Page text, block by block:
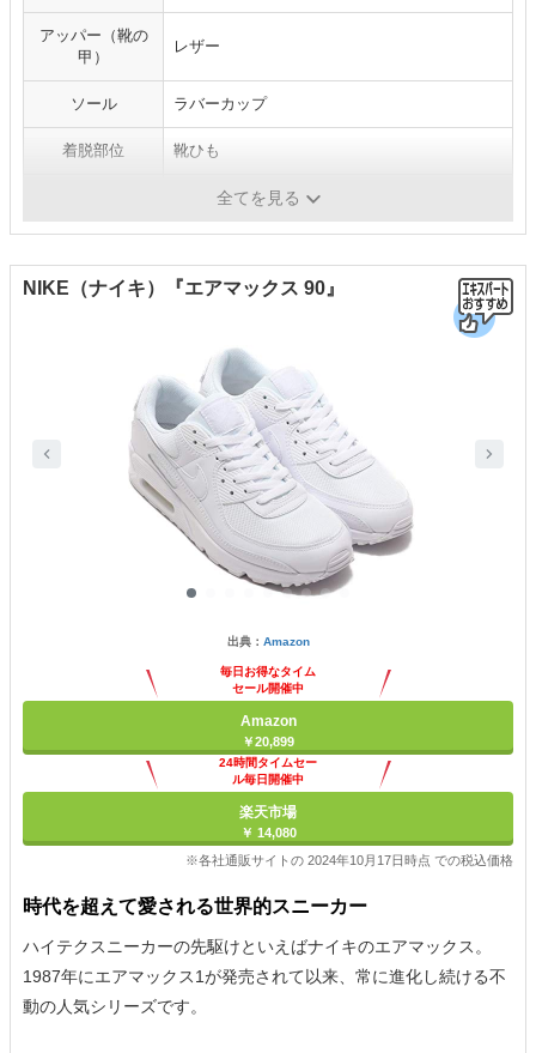
アッパー（靴の
甲）
レザー
ソール ラバーカップ
着脱部位 靴ひも
ローカット全てを見る
NIKE（ナイキ）『エアマックス 90』
出典： Amazon
毎日お得なタイム
セール開催中
Amazon
￥20,899
24時間タイムセー
ル毎日開催中
楽天市場
￥ 14,080
※各社通販サイトの 2024年10月17日時点 での税込価格
時代を超えて愛される世界的スニーカー
ハイテクスニーカーの先駆けといえばナイキのエアマックス。
1987年にエアマックス1が発売されて以来、常に進化し続ける不
動の人気シリーズです。